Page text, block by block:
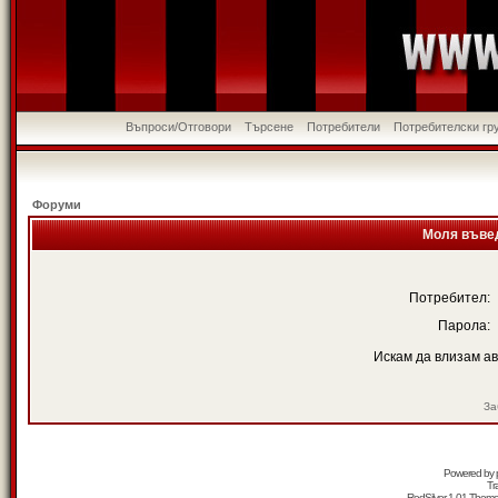
Въпроси/Отговори Търсене Потребители Потребителски
Форуми
Моля
Потребител:
Парола:
Искам да влизам
Powered by